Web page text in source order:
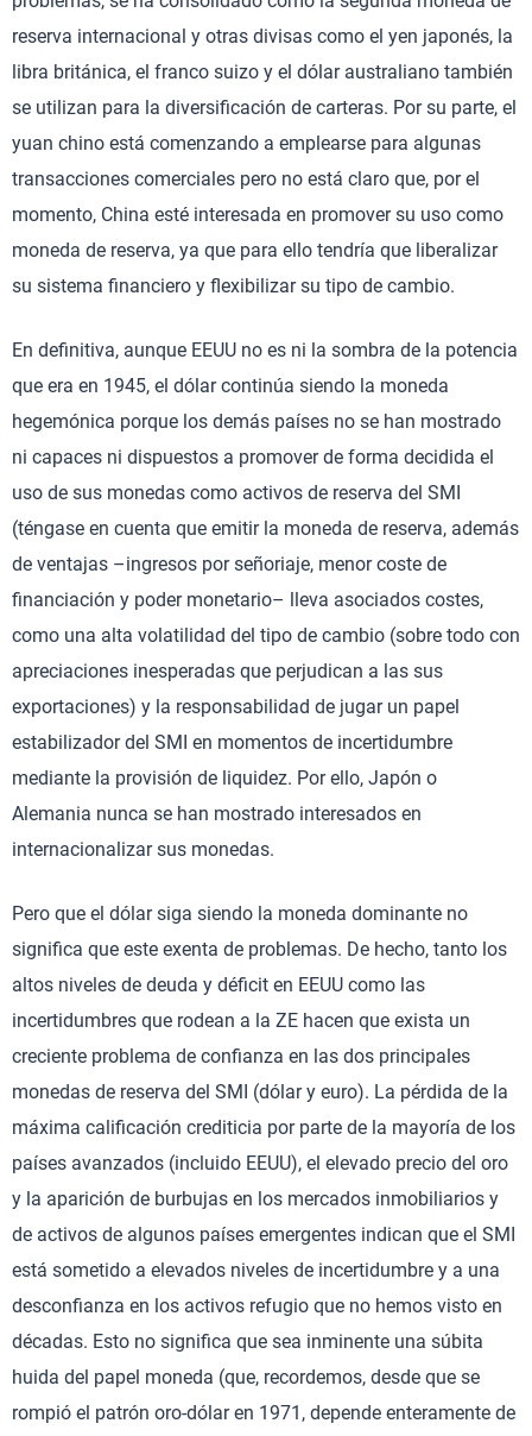
reserva internacional y otras divisas como el yen japonés, la
libra británica, el franco suizo y el dólar australiano también
se utilizan para la diversificación de carteras. Por su parte, el
yuan chino está comenzando a emplearse para algunas
transacciones comerciales pero no está claro que, por el
momento, China esté interesada en promover su uso como
moneda de reserva, ya que para ello tendría que liberalizar
su sistema financiero y flexibilizar su tipo de cambio.
En definitiva, aunque EEUU no es ni la sombra de la potencia
que era en 1945, el dólar continúa siendo la moneda
hegemónica porque los demás países no se han mostrado
ni capaces ni dispuestos a promover de forma decidida el
uso de sus monedas como activos de reserva del SMI
(téngase en cuenta que emitir la moneda de reserva, además
de ventajas –ingresos por señoriaje, menor coste de
financiación y poder monetario– lleva asociados costes,
como una alta volatilidad del tipo de cambio (sobre todo con
apreciaciones inesperadas que perjudican a las sus
exportaciones) y la responsabilidad de jugar un papel
estabilizador del SMI en momentos de incertidumbre
mediante la provisión de liquidez. Por ello, Japón o
Alemania nunca se han mostrado interesados en
internacionalizar sus monedas.
Pero que el dólar siga siendo la moneda dominante no
significa que este exenta de problemas. De hecho, tanto los
altos niveles de deuda y déficit en EEUU como las
incertidumbres que rodean a la ZE hacen que exista un
creciente problema de confianza en las dos principales
monedas de reserva del SMI (dólar y euro). La pérdida de la
máxima calificación crediticia por parte de la mayoría de los
países avanzados (incluido EEUU), el elevado precio del oro
y la aparición de burbujas en los mercados inmobiliarios y
de activos de algunos países emergentes indican que el SMI
está sometido a elevados niveles de incertidumbre y a una
desconfianza en los activos refugio que no hemos visto en
décadas. Esto no significa que sea inminente una súbita
huida del papel moneda (que, recordemos, desde que se
rompió el patrón oro-dólar en 1971, depende enteramente de